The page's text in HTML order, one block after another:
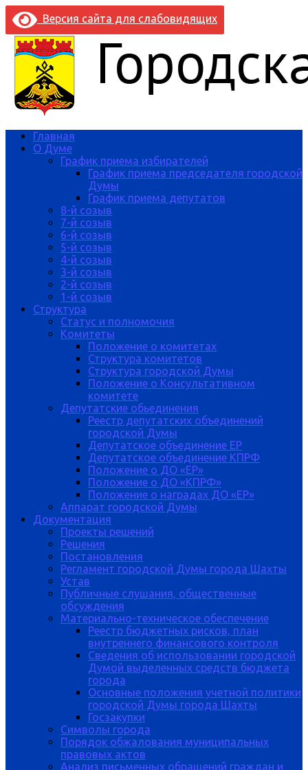
Версия сайта для слабовидящих
Главная
О Думе
График приема избирателей
График приема председателя городской
Думы
График приема депутатов
8-й созыв
7-й созыв
6-й созыв
5-й созыв
4-й созыв
3-й созыв
2-й созыв
1-й созыв
Структура
Статус и полномочия
Комитеты
Положение о комитетах
Структура комитетов
Структура городской Думы
Положение о Консультативном
комитете
Депутатские обьединения
Реестр депутатских объединений
городской Думы
Депутатское объединение ЕР
Депутатское объединение КПРФ
Положение о ДО «ЕР»
Положение о ДО «КПРФ»
Положение о наградах ДО «ЕР»
Аппарат городской Думы
Документация
Проекты решений
Решения
Постановления
Регламент городской Думы города Шахты
Устав
Публичные слушания, общественные
обсуждения
Материально-техническое обеспечение
Реестр бюджетных рисков, план
внутреннего финансового контроля
Сведения об использовании городской
Думой выделенных средств бюджета
города
Основные положения учетной политики
городской Думы города Шахты
Госзакупки
Символы города
Порядок обжалования муниципальных
правовых актов
Анализ письменных обращений граждан и